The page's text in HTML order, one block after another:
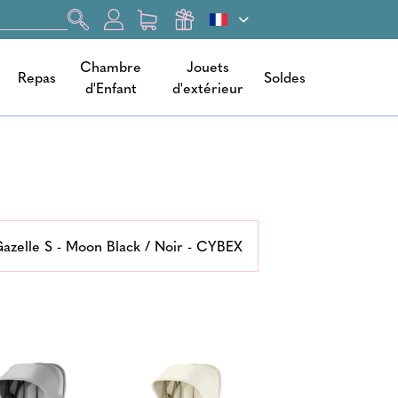
Repas
Chambre
d'Enfant
Jouets
d'extérieur
Soldes
S - Moon Black / Noir - CYBEX